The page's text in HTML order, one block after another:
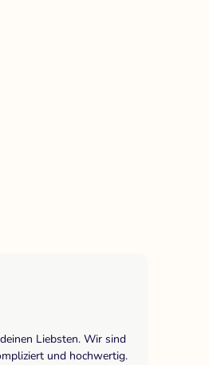
Liebsten. Wir sind
und hochwertig.